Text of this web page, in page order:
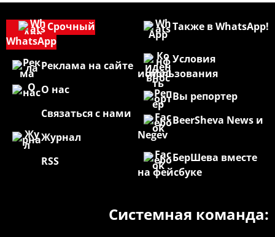
Также в WhatsApp!
Условия
использования
Вы репортер
BeerSheva News и
Negev
БерШева вместе
на фейсбуке
Срочный
WhatsApp
Реклама на сайте
О нас
Связаться с нами
Журнал
RSS
Системная команда: